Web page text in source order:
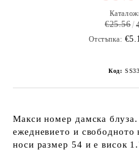
€25.56
Отстъпка:
Код:
Макси номер дамска
ежедневието и
носи размер 54 и е висок